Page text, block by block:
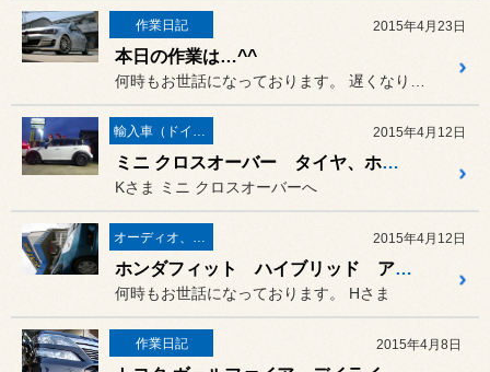
作業日記 2015年4月23日
本日の作業は…^^
輸入車（ドイツ車）の作業 2015年4月12日
ミニ クロスオーバー タイヤ、ホイール交換♫
Kさま ミニ クロスオーバーへ
オーディオ、カーナビ、モニター の取り付け 2015年4月12日
ホンダフィット ハイブリッド アルパイン製スピーカーの取り付けです♫
何時もお世話になっております。 Hさま
作業日記 2015年4月8日